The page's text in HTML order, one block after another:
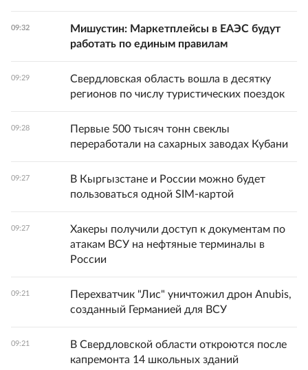
09:32
Мишустин: Маркетплейсы в ЕАЭС будут
работать по единым правилам
09:29
Свердловская область вошла в десятку
регионов по числу туристических поездок
09:28
Первые 500 тысяч тонн свеклы
переработали на сахарных заводах Кубани
09:27
В Кыргызстане и России можно будет
пользоваться одной SIM-картой
09:27
Хакеры получили доступ к документам по
атакам ВСУ на нефтяные терминалы в
России
09:21
Перехватчик "Лис" уничтожил дрон Anubis,
созданный Германией для ВСУ
09:21
В Свердловской области откроются после
капремонта 14 школьных зданий